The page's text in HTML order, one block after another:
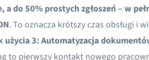
a do 50% prostych zgłoszeń – w
. To oznacza krótszy czas obsługi i
użycia 3: Automatyzacja
to pierwszy kontakt nowego